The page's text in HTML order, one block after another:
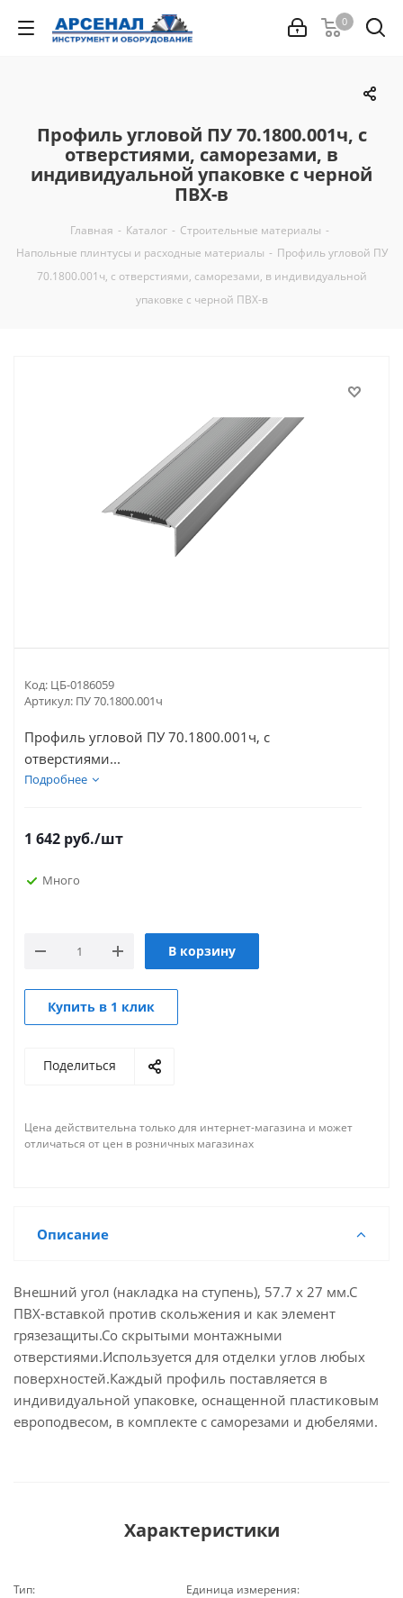
0
Профиль угловой ПУ 70.1800.001ч, с
отверстиями, саморезами, в
индивидуальной упаковке с черной
ПВХ-в
Главная - Каталог - Строительные материалы -
Напольные плинтусы и расходные материалы - Профиль угловой ПУ
70.1800.001ч, с отверстиями, саморезами, в индивидуальной
упаковке с черной ПВХ-в
Код: ЦБ-0186059
Артикул: ПУ 70.1800.001ч
Профиль угловой ПУ 70.1800.001ч, с
отверстиями...
Подробнее
1 642 руб./шт
Много
В корзину
Купить в 1 клик
Поделиться
Цена действительна только для интернет-магазина и может
отличаться от цен в розничных магазинах
Описание
Внешний угол (накладка на ступень), 57.7 х 27 мм.С
ПВХ-вставкой против скольжения и как элемент
грязезащиты.Со скрытыми монтажными
отверстиями.Используется для отделки углов любых
поверхностей.Каждый профиль поставляется в
индивидуальной упаковке, оснащенной пластиковым
европодвесом, в комплекте с саморезами и дюбелями.
Характеристики
Тип: Единица измерения: